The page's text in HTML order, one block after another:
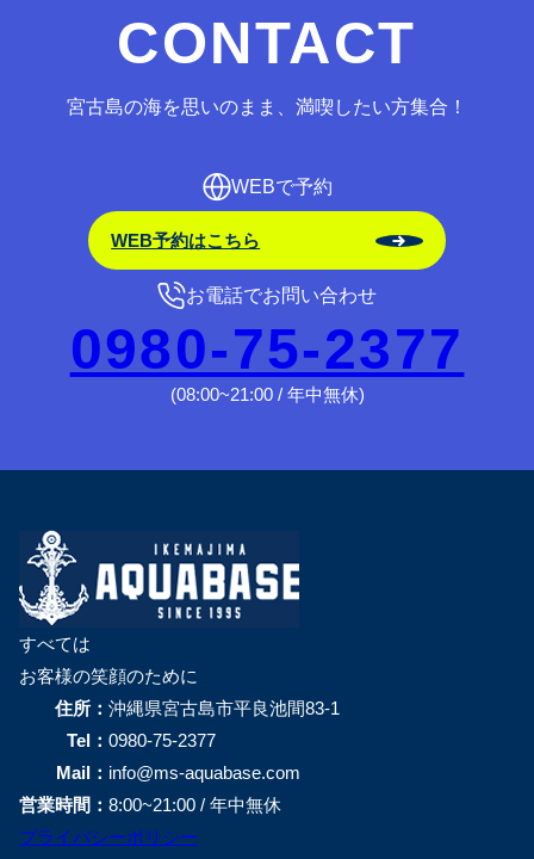
CONTACT
宮古島の海を思いのまま、満喫したい方集合！
WEBで予約
WEB予約はこちら
お電話でお問い合わせ
0980-75-2377
(08:00~21:00 / 年中無休)
すべては
お客様の笑顔のために
住所： 沖縄県宮古島市平良池間83-1
Tel： 0980-75-2377
Mail： info@ms-aquabase.com
営業時間： 8:00~21:00 / 年中無休
プライバシーポリシー